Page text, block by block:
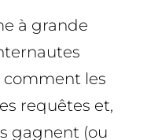
à grande
comment les
requêtes et,
gagnent (ou